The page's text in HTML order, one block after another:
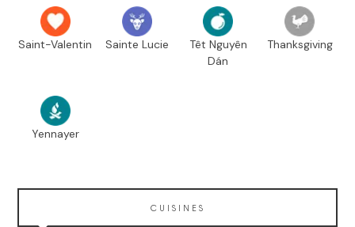
Saint-Valentin Sainte Lucie
Têt Nguyên
Dán
Thanksgiving
Yennayer
CUISINES